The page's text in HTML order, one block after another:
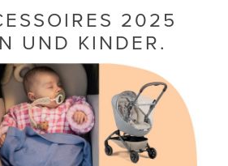
– Move Mind Breath
2025
UND KINDER.